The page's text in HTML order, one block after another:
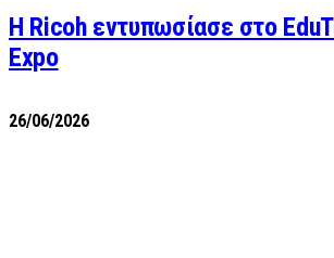
Η Ricoh εντυπωσίασε στο
Expo
26/06/2026